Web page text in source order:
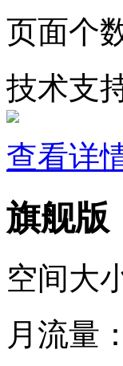
页面个
技术支
查看详
旗舰版
空间大
月流量：